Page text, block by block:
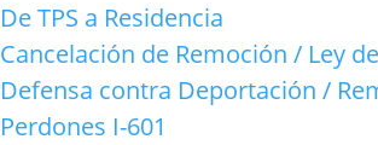
De TPS a Residencia
Cancelación de Remoción / Ley
Defensa contra Deportación /
Perdones I-601